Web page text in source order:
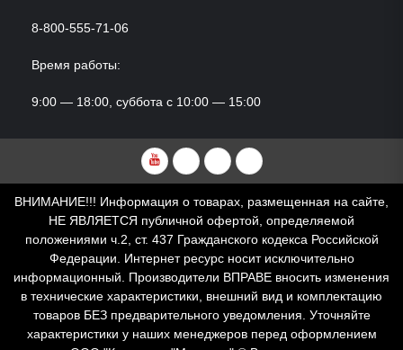
8-800-555-71-06
Время работы:
9:00 — 18:00, суббота с 10:00 — 15:00
YouTubeVKvideoRuTubeDzen
ВНИМАНИЕ!!! Информация о товарах, размещенная на сайте,
НЕ ЯВЛЯЕТСЯ публичной офертой, определяемой
положениями ч.2, ст. 437 Гражданского кодекса Российской
Федерации. Интернет ресурс носит исключительно
информационный. Производители ВПРАВЕ вносить изменения
в технические характеристики, внешний вид и комплектацию
товаров БЕЗ предварительного уведомления. Уточняйте
характеристики у наших менеджеров перед оформлением